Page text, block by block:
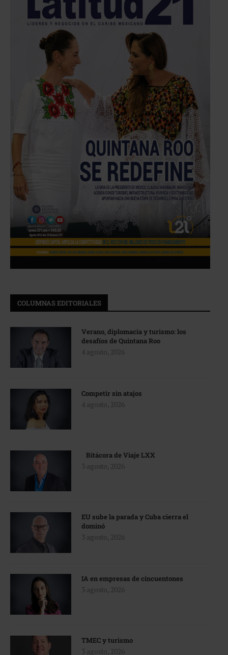
COLUMNAS EDITORIALES
Verano, diplomacia y turismo: los
desafíos de Quintana Roo
4 agosto, 2026
Competir sin atajos
4 agosto, 2026
Bitácora de Viaje LXX
3 agosto, 2026
EU sube la parada y Cuba cierra el
dominó
3 agosto, 2026
IA en empresas de cincuentones
3 agosto, 2026
TMEC y turismo
3 agosto, 2026